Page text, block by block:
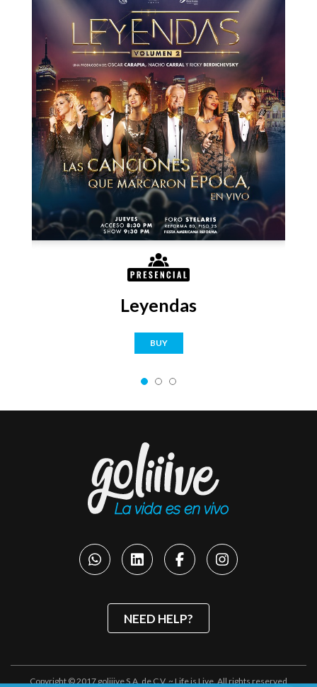
Leyendas
BUY
NEED HELP?
Copyright © 2017 goliiive S.A. de C.V. ~ Life is Live. All rights reserved